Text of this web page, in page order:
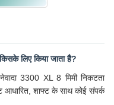
लिए किया जाता है?
3300 XL 8 मिमी निकटता
आधारित, शाफ्ट के साथ कोई संपर्क